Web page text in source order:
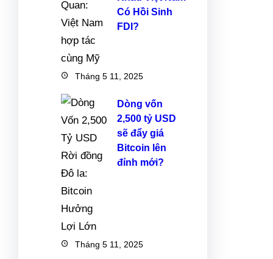
Có Hồi Sinh
FDI?
Tháng 5 11, 2025
Dòng vốn
2,500 tỷ USD
sẽ đẩy giá
Bitcoin lên
đỉnh mới?
Tháng 5 11, 2025